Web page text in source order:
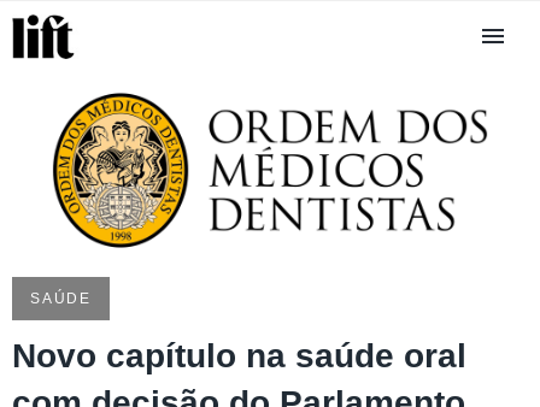
SAÚDE
Novo capítulo na saúde oral